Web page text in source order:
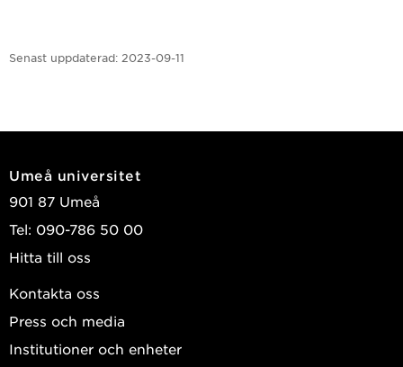
Senast uppdaterad: 2023-09-11
Umeå universitet
901 87 Umeå
Tel: 090-786 50 00
Hitta till oss
Kontakta oss
Press och media
Institutioner och enheter